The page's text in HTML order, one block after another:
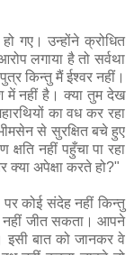
गए। उन्होंने क्रोधित
लगाया है तो सर्वथा
किन्तु मैं ईश्वर नहीं।
में नहीं है। क्या तुम देख
का वध कर रहा
से सुरक्षित बचे हुए
नहीं पहुँचा पा रहा
अपेक्षा करते हो?"
पर कोई संदेह नहीं किन्तु
नहीं जीत सकता। आपने
इसी बात को जानकर वे